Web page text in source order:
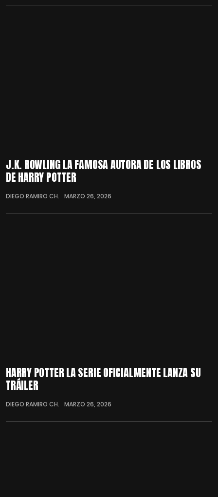
J.K. ROWLING LA FAMOSA AUTORA DE LOS LIBROS
DE HARRY POTTER
DIEGO RAMIRO CH. MARZO 26, 2026
HARRY POTTER LA SERIE OFICIALMENTE LANZA SU
TRÁILER
DIEGO RAMIRO CH. MARZO 26, 2026